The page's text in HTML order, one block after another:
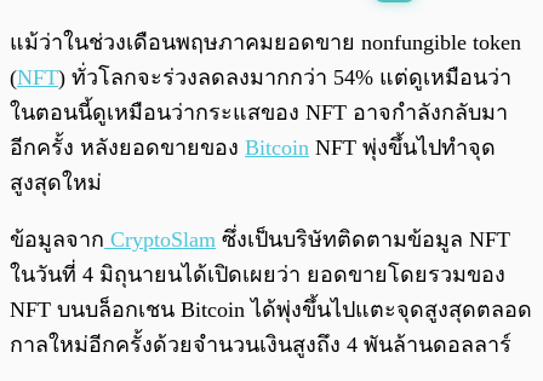
พร้อมเล่น
แม้ว่าในช่วงเดือนพฤษภาคมยอดขาย nonfungible token
(NFT) ทั่วโลกจะร่วงลดลงมากกว่า 54% แต่ดูเหมือนว่า
ในตอนนี้ดูเหมือนว่ากระแสของ NFT อาจกำลังกลับมา
อีกครั้ง หลังยอดขายของ Bitcoin NFT พุ่งขึ้นไปทำจุด
สูงสุดใหม่
ข้อมูลจาก CryptoSlam ซึ่งเป็นบริษัทติดตามข้อมูล NFT
ในวันที่ 4 มิถุนายนได้เปิดเผยว่า ยอดขายโดยรวมของ
NFT บนบล็อกเชน Bitcoin ได้พุ่งขึ้นไปแตะจุดสูงสุดตลอด
กาลใหม่อีกครั้งด้วยจำนวนเงินสูงถึง 4 พันล้านดอลลาร์